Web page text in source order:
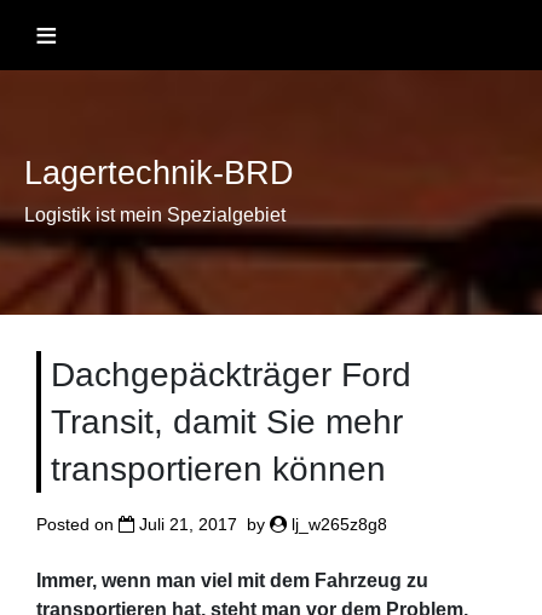
content
≡
Lagertechnik-BRD
Logistik ist mein Spezialgebiet
Dachgepäckträger Ford
Transit, damit Sie mehr
transportieren können
Posted on Juli 21, 2017 by lj_w265z8g8
Immer, wenn man viel mit dem Fahrzeug zu
transportieren hat, steht man vor dem Problem,